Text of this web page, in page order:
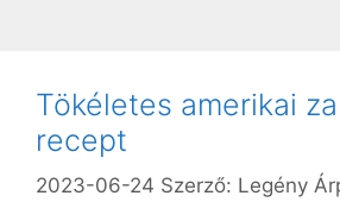
Tökéletes amerikai
recept
2023-06-24 Szerző: Legény